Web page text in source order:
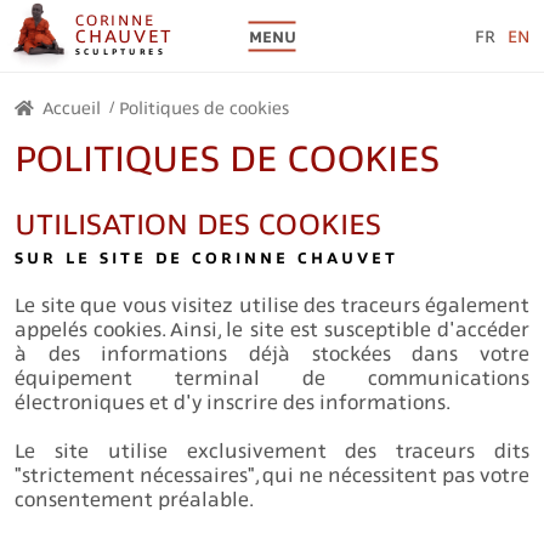
CORINNE
CHAUVET
SCULPTURES
MENU FR EN
Accueil / Politiques de cookies
POLITIQUES DE COOKIES
UTILISATION DES COOKIES
SUR LE SITE DE CORINNE CHAUVET
Le site que vous visitez utilise des traceurs également
appelés cookies. Ainsi, le site est susceptible d'accéder
à des informations déjà stockées dans votre
équipement terminal de communications
électroniques et d'y inscrire des informations.
Le site utilise exclusivement des traceurs dits
"strictement nécessaires", qui ne nécessitent pas votre
consentement préalable.